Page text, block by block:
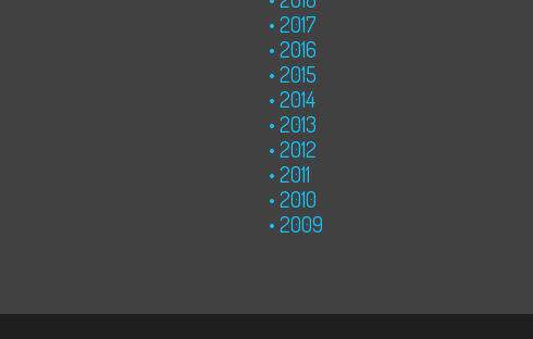
2017
2016
2015
2014
2013
2012
2011
2010
2009